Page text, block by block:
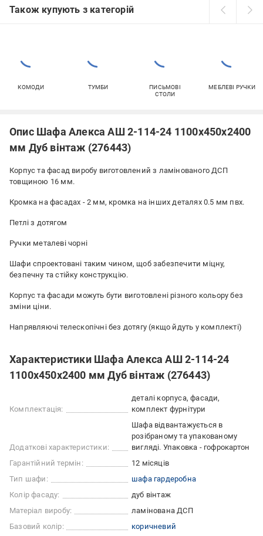
Також купують з категорій
КОМОДИ ТУМБИ
ПИСЬМОВІ
СТОЛИ
МЕБЛЕВІ РУЧКИ
Опис Шафа Алекса АШ 2-114-24 1100x450x2400
мм Дуб вінтаж (276443)
Корпус та фасад виробу виготовлений з ламінованого ДСП
товщиною 16 мм.
Кромка на фасадах - 2 мм, кромка на інших деталях 0.5 мм пвх.
Петлі з дотягом
Ручки металеві чорні
Шафи спроектовані таким чином, щоб забезпечити міцну,
безпечну та стійку конструкцію.
Корпус та фасади можуть бути виготовлені різного кольору без
зміни ціни.
Напрявляючі телескопічні без дотягу (якщо йдуть у комплекті)
Характеристики Шафа Алекса АШ 2-114-24
1100x450x2400 мм Дуб вінтаж (276443)
Комплектація:
деталі корпуса, фасади,
комплект фурнітури
Додаткові характеристики:
Шафа відвантажується в
розібраному та упакованому
вигляді. Упаковка - гофрокартон
Гарантійний термін:
12 місяців
Тип шафи:
шафа гардеробна
Колір фасаду:
дуб вінтаж
Матеріал виробу:
ламінована ДСП
Базовий колір:
коричневий